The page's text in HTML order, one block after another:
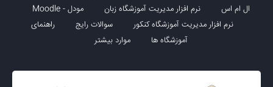
ال ام اس
نرم افزار مدیریت آموزشگاه زبان
مودل - Moodle
نرم افزار مدیریت آموزشگاه کنکور
سوالات رایج
راهنمای
آموزشگاه ها
موارد بیشتر